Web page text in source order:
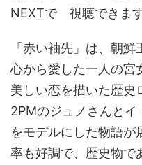
NEXTで 視聴できます
「赤い袖先」は、朝
心から愛した一人の宮
美しい恋を描いた歴史
2PMのジュノさんと
をモデルにした物語が
率も好調で、歴史物で